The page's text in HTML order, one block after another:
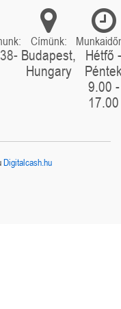
Címünk:
Budapest,
Hungary
Hétfő -
9.00 -
17.00
Digitalcash.hu